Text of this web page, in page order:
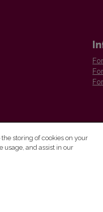
storing of cookies on your
usage, and assist in our